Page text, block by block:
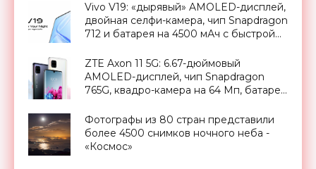
Vivo V19: «дырявый» AMOLED-дисплей,
двойная селфи-камера, чип Snapdragon
712 и батарея на 4500 мАч с быстрой
ZTE Axon 11 5G: 6.67-дюймовый
AMOLED-дисплей, чип Snapdragon
765G, квадро-камера на 64 Мп, батарей
ценник от $380 - «Смартфоны»
Фотографы из 80 стран представили
более 4500 снимков ночного неба -
«Космос»